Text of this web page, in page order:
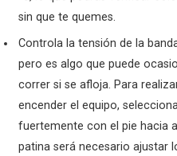
sin que te quemes.
Controla la tensión de la
pero es algo que puede
correr si se afloja. Para
encender el equipo,
fuertemente con el pie hacia
patina será necesario ajustar